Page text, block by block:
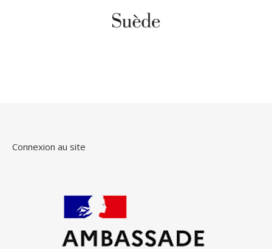
Connexion au site